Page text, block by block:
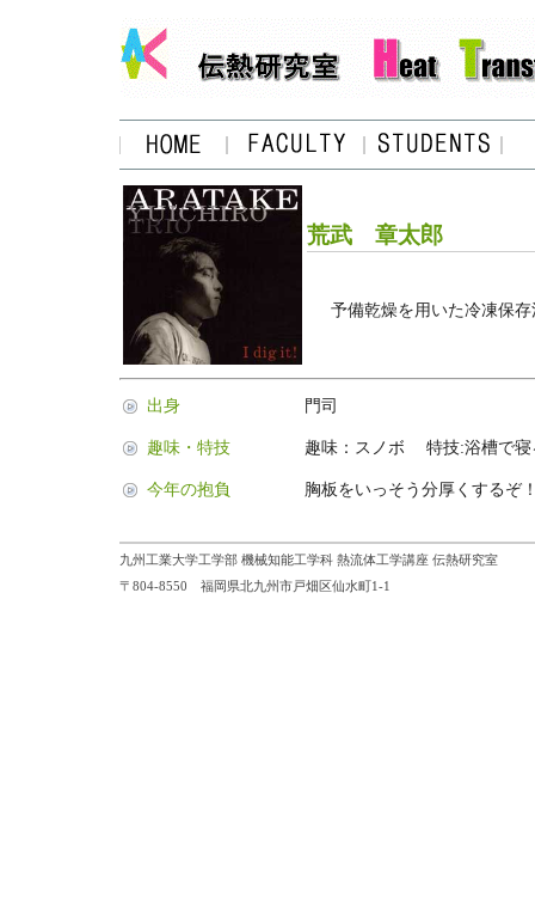
荒武 章太郎
予備乾燥を用いた冷凍保
出身 門司
趣味・特技 趣味：スノボ 特技:浴槽で寝
今年の抱負 胸板をいっそう分厚くするぞ
九州工業大学工学部 機械知能工学科 熱流体工学講座 伝熱研究室
〒804-8550 福岡県北九州市戸畑区仙水町1-1